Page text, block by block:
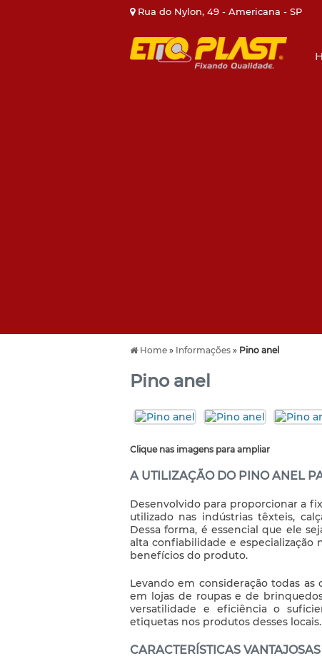
Rua do Nylon, 49 - Americana - SP
Home » Informações » Pino anel
Pino anel
Clique nas imagens para ampliar
A UTILIZAÇÃO DO PINO ANEL
Desenvolvido para proporcionar a
utilizado nas indústrias têxteis,
Dessa forma, é essencial que ele
alta confiabilidade e
benefícios do produto.
Levando em consideração todas as
em lojas de roupas e de
versatilidade e eficiência o
etiquetas nos produtos desses locais.
CARACTERÍSTICAS